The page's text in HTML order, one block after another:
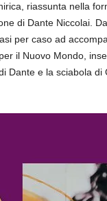
riassunta nella
di Dante Niccolai.
per caso ad
il Nuovo Mondo,
Dante e la sciabola di